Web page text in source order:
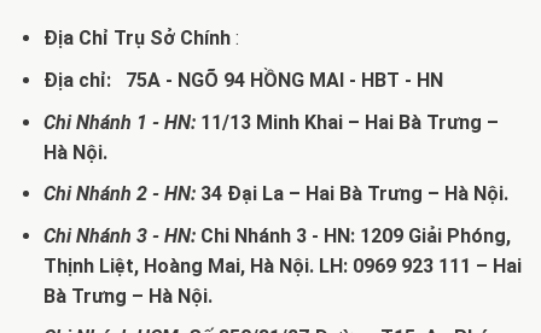
Địa Chỉ Trụ Sở Chính:
Địa chỉ: 75A - NGÕ 94 HỒNG MAI - HBT - HN
Chi Nhánh 1 - HN:11/13 Minh Khai – Hai Bà Trưng –
Hà Nội.
Chi Nhánh 2 - HN:34 Đại La – Hai Bà Trưng – Hà Nội.
Chi Nhánh 3 - HN:Chi Nhánh 3 - HN: 1209 Giải Phóng,
Thịnh Liệt, Hoàng Mai, Hà Nội. LH: 0969 923 111 – Hai
Bà Trưng – Hà Nội.